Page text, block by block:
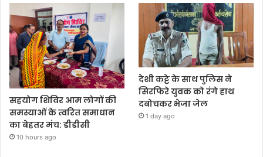
सहयोग शिविर आम लोगों की
समस्याओं के त्वरित समाधान
का बेहतर मंच: डीडीसी
10 hours ago
देशी कट्टे के साथ पुलिस ने
सिरफिरे युवक को रंगे हाथ
दबोचकर भेजा जेल
1 day ago